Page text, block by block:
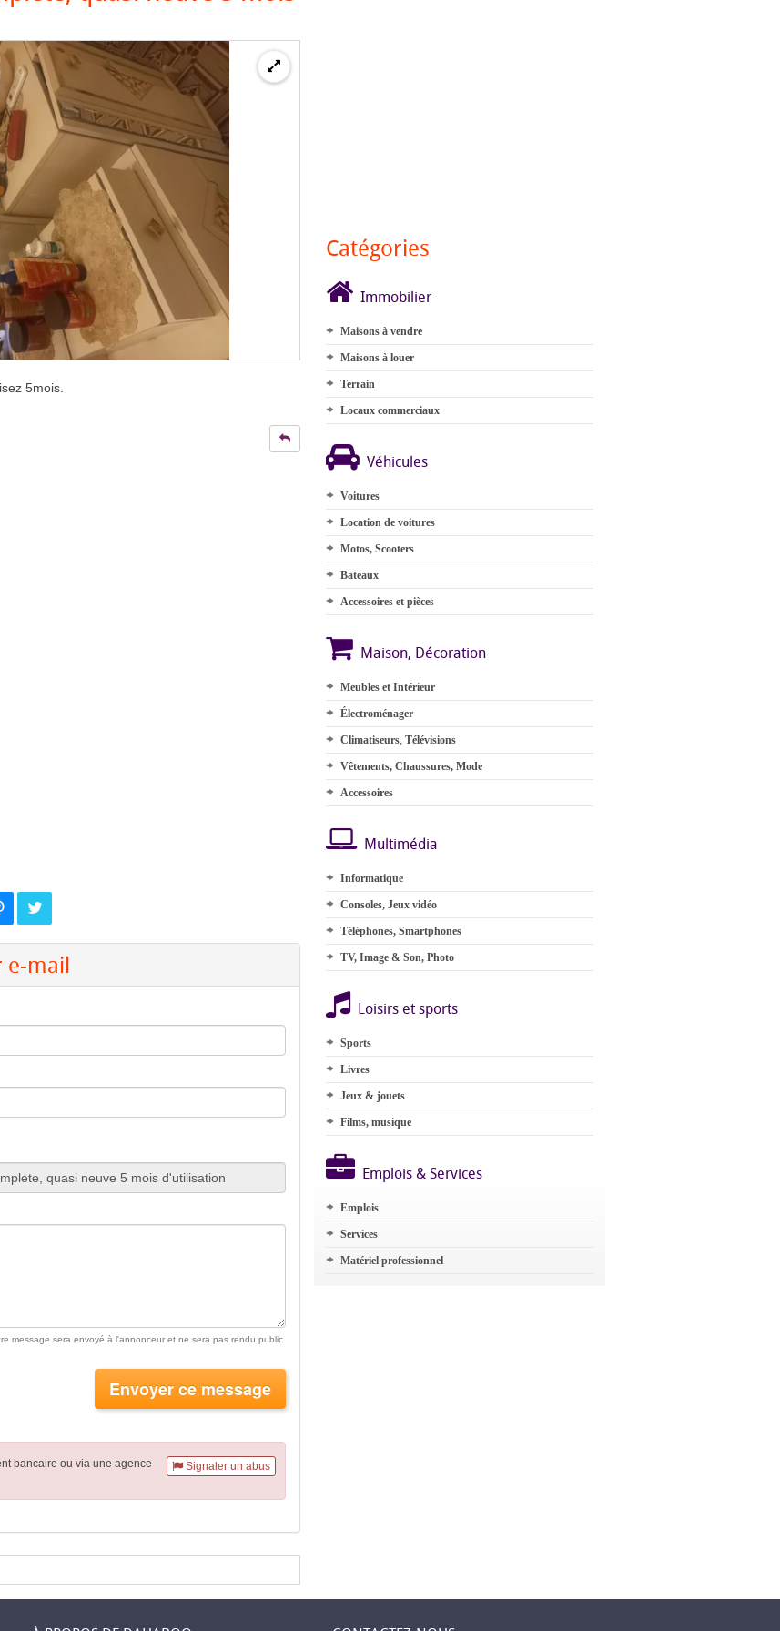
5mois.
e-mail
message sera envoyé à l'annonceur et ne sera pas rendu public.
Envoyer ce message
Signaler un abus
bancaire ou via une agence
Catégories
Immobilier
Maisons à vendre
Maisons à louer
Terrain
Locaux commerciaux
Véhicules
Voitures
Location de voitures
Motos, Scooters
Bateaux
Accessoires et pièces
Maison, Décoration
Meubles et Intérieur
Électroménager
Climatiseurs, Télévisions
Vêtements, Chaussures, Mode
Accessoires
Multimédia
Informatique
Consoles, Jeux vidéo
Téléphones, Smartphones
TV, Image & Son, Photo
Loisirs et sports
Sports
Livres
Jeux & jouets
Films, musique
Emplois & Services
Emplois
Services
Matériel professionnel